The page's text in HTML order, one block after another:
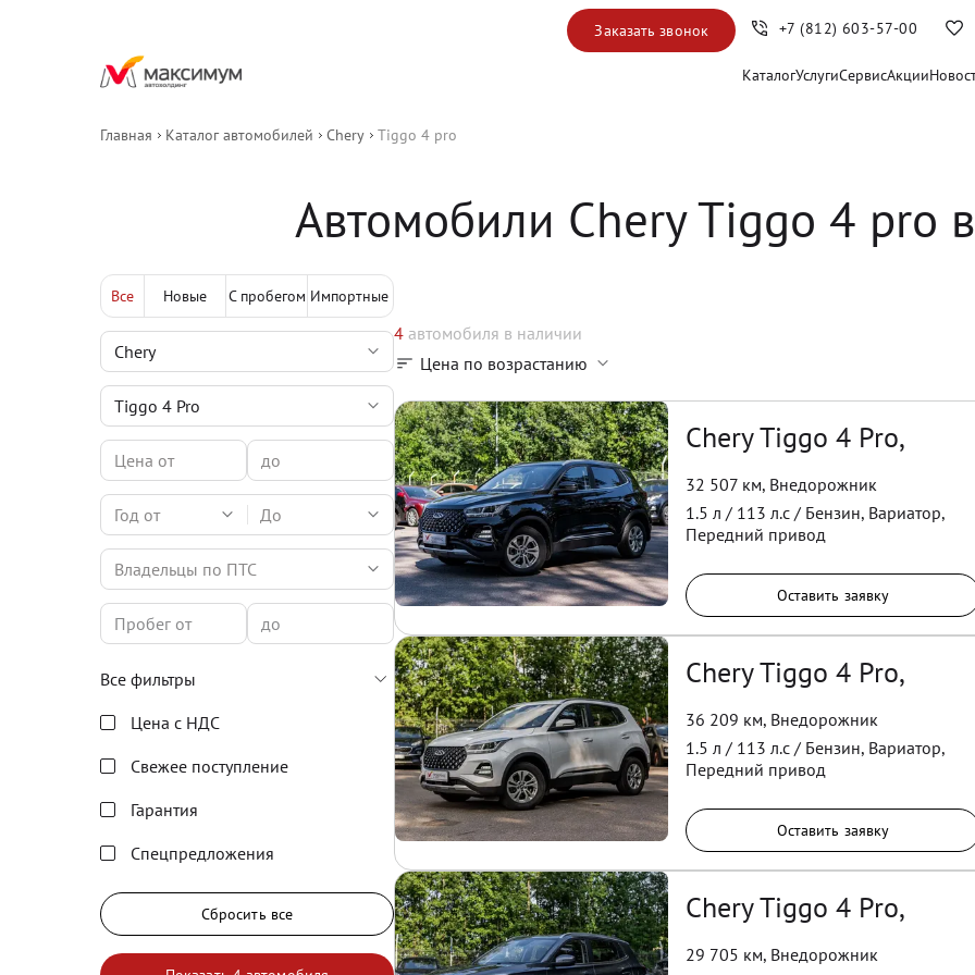
КаталогУслугиСервисАкции
Заказать звонок +7 (812) 603-57-00
Главная Каталог автомобилей Chery Tiggo 4 pro
Автомобили Chery Tiggo 4 pro
Все Новые С пробегом Импортные
Год от До
Владельцы по ПТС
Все фильтры
Цена с НДС
Свежее поступление
Гарантия
Спецпредложения
Сбросить все
4 автомобиля в наличии
Цена по возрастанию
Chery Tiggo 4 Pro,
32 507 км, Внедорожник
1.5 л / 113 л.с / Бензин, Вариатор,
Передний привод
Оставить заявку
Chery Tiggo 4 Pro,
36 209 км, Внедорожник
1.5 л / 113 л.с / Бензин, Вариатор,
Передний привод
Оставить заявку
Chery Tiggo 4 Pro,
29 705 км, Внедорожник